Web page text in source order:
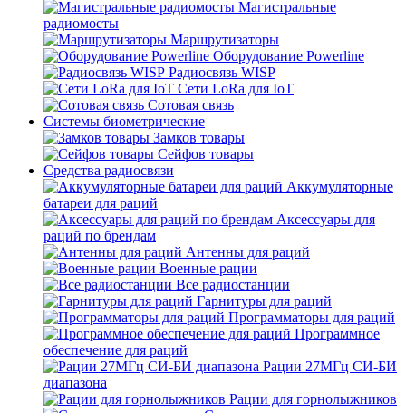
Магистральные
радиомосты
Маршрутизаторы
Оборудование Powerline
Радиосвязь WISP
Сети LoRa для IoT
Сотовая связь
Системы биометрические
Замков товары
Сейфов товары
Средства радиосвязи
Аккумуляторные
батареи для раций
Аксессуары для
раций по брендам
Антенны для раций
Военные рации
Все радиостанции
Гарнитуры для раций
Программаторы для раций
Программное
обеспечение для раций
Рации 27МГц СИ-БИ
диапазона
Рации для горнолыжников